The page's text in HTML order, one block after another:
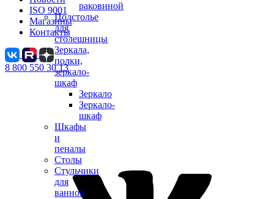
раковиной
Подстолье
для
столешницы
Зеркала,
полки,
зеркало-
шкаф
Зеркало
Зеркало-
шкаф
Шкафы
и
пеналы
Столы
Стульчики
для
ванной
ISO 9001
Магазины
Контакты
8 800 550 30 13